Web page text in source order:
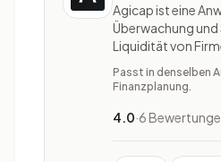
Agicap ist eine
Überwachung
Liquidität von
Software-Lösung
Unternehmen
zukünftige
die Echtzeitüber
Passt in denselben
Finanzplanung.
4.0·6